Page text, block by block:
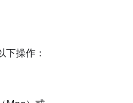
下操作：